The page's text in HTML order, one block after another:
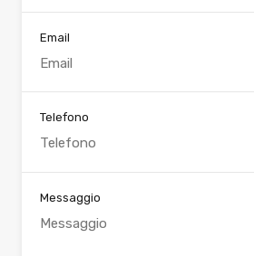
Email
Telefono
Messaggio